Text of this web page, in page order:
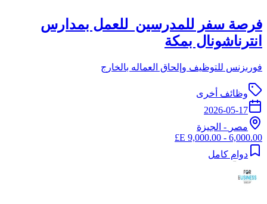
فرصة سفر للمدرسين للعمل بمدارس
انترناشونال بمكة
فوربزنس للتوظيف وإلحاق العماله بالخارج
وظائف أخرى
2026-05-17
مصر - الجيزة
6,000.00 - 9,000.00 E£
دوام كامل